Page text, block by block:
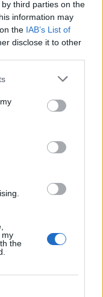
third parties on the
information may
the IAB’s List of
disclose it to other
my
the
όποιες ευθύνες
στο αδιέξοδό
και το
σημασίας
και ζούμε από
οι υπεύθυνοι
Με
κοινό της